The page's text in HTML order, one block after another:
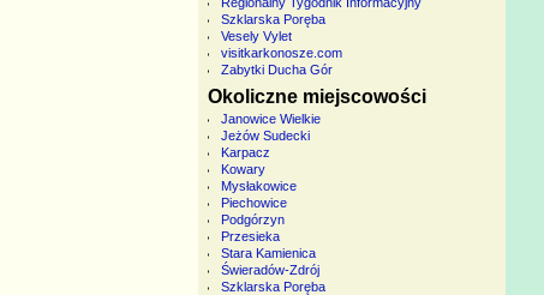
Szklarska Poręba
Vesely Vylet
visitkarkonosze.com
Zabytki Ducha Gór
Okoliczne miejscowości
Janowice Wielkie
Jeżów Sudecki
Karpacz
Kowary
Mysłakowice
Piechowice
Podgórzyn
Przesieka
Stara Kamienica
Świeradów-Zdrój
Szklarska Poręba